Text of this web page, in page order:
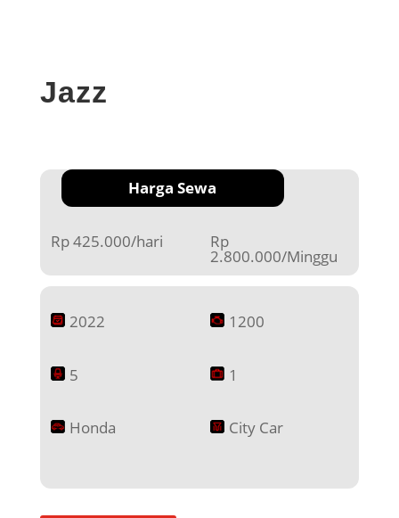
Jazz
Harga Sewa
Rp 425.000/hari Rp
2.800.000/Minggu
2022 1200
5 1
Honda City Car